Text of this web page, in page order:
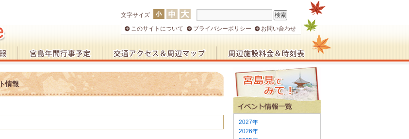
文字サイズ
このサイトについて
プライバシーポリシー お問い合わせ
情報
2027年
2026年